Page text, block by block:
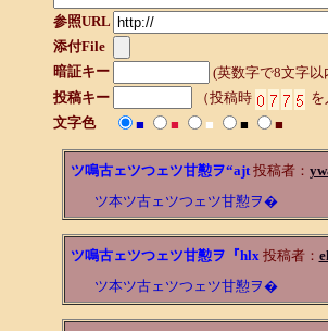
参照URL
添付File
暗証キー
(英数字で8文字以
投稿キー
（投稿時
を
文字色
■ ■ ■ ■ ■
ツ鳴古ェツつェツ甘懃ヲ“ajt投稿者：
ツ本ツ古ェツつェツ甘懃ヲ�
ツ鳴古ェツつェツ甘懃ヲ『hlx投稿者：
ツ本ツ古ェツつェツ甘懃ヲ�